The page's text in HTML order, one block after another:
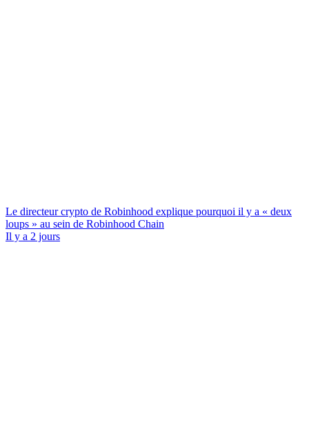
Le directeur crypto de Robinhood explique pourquoi il y a « deux
loups » au sein de Robinhood Chain
Il y a 2 jours